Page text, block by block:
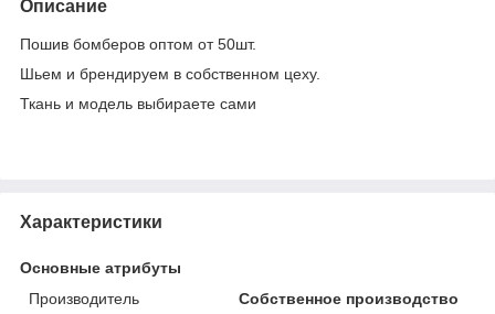
Описание
Пошив бомберов оптом от 50шт.
Шьем и брендируем в собственном цеху.
Ткань и модель выбираете сами
Характеристики
Основные атрибуты
Производитель
Собственное производство